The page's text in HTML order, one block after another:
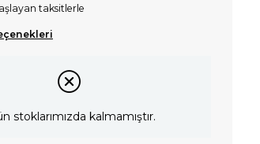
taksitlerle
stoklarımızda kalmamıştır.